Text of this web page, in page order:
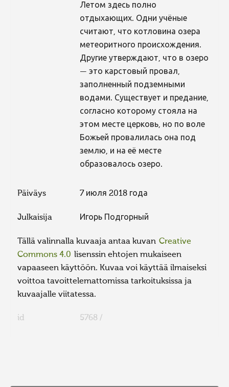
Летом здесь полно
отдыхающих. Одни учёные
считают, что котловина озера
метеоритного происхождения.
Другие утверждают, что в озеро
— это карстовый провал,
заполненный подземными
водами. Существует и предание,
согласно которому стояла на
этом месте церковь, но по воле
Божьей провалилась она под
землю, и на её месте
образовалось озеро.
Päiväys 7 июля 2018 года
Julkaisija Игорь Подгорный
Tällä valinnalla kuvaaja antaa kuvan Creative
Commons 4.0 lisenssin ehtojen mukaiseen
vapaaseen käyttöön. Kuvaa voi käyttää ilmaiseksi
voittoa tavoittelemattomissa tarkoituksissa ja
kuvaajalle viitatessa.
id 5768 /